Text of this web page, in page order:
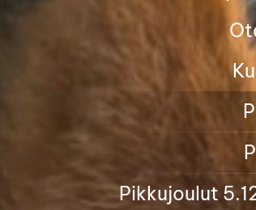
Pikkujoulut